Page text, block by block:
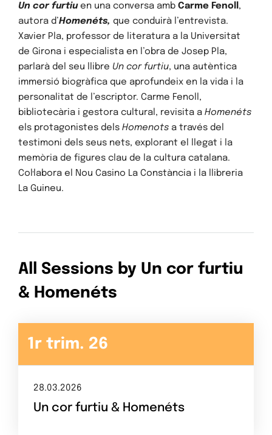
Un cor furtiuen una conversa amb Carme Fenoll ,
autora d’Homenéts, que conduirà l’entrevista.
Xavier Pla, professor de literatura a la Universitat
de Girona i especialista en l’obra de Josep Pla,
parlarà del seu llibre Un cor furtiu, una autèntica
immersió biogràfica que aprofundeix en la vida i la
personalitat de l’escriptor. Carme Fenoll,
bibliotecària i gestora cultural, revisita a Homenéts
els protagonistes dels Homenots a través del
testimoni dels seus nets, explorant el llegat i la
memòria de figures clau de la cultura catalana.
Col·labora el Nou Casino La Constància i la llibreria
La Guineu.
All Sessions by Un cor furtiu
& Homenéts
1r trim. 26
28.03.2026
Un cor furtiu & Homenéts
Programació
Mascanada6
Suma-t'hi